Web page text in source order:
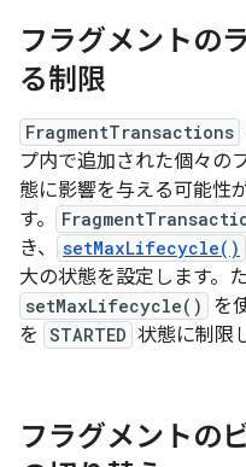
フラグメントの
る制限
FragmentTransactions
プ内で追加された個々の
態に影響を与える可能性
す。
き、
setMaxLifecycle()
大の状態を設定します。た
setMaxLifecycle()
を
を STARTED 状態に制限
フラグメントの